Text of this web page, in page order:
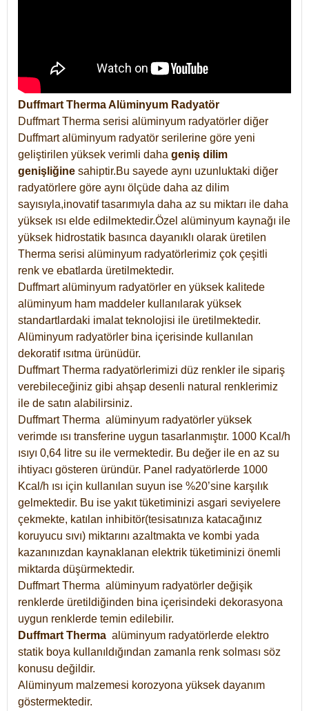
Duffmart Therma Alüminyum Radyatör
Duffmart Therma serisi alüminyum radyatörler diğer
Duffmart alüminyum radyatör serilerine göre yeni
geliştirilen yüksek verimli daha geniş dilim
genişliğine sahiptir.Bu sayede aynı uzunluktaki diğer
radyatörlere göre aynı ölçüde daha az dilim
sayısıyla,inovatif tasarımıyla daha az su miktarı ile daha
yüksek ısı elde edilmektedir.Özel alüminyum kaynağı ile
yüksek hidrostatik basınca dayanıklı olarak üretilen
Therma serisi alüminyum radyatörlerimiz çok çeşitli
renk ve ebatlarda üretilmektedir.
Duffmart alüminyum radyatörler en yüksek kalitede
alüminyum ham maddeler kullanılarak yüksek
standartlardaki imalat teknolojisi ile üretilmektedir.
Alüminyum radyatörler bina içerisinde kullanılan
dekoratif ısıtma ürünüdür.
Duffmart Therma radyatörlerimizi düz renkler ile sipariş
verebileceğiniz gibi ahşap desenli natural renklerimiz
ile de satın alabilirsiniz.
Duffmart Therma alüminyum radyatörler yüksek
verimde ısı transferine uygun tasarlanmıştır. 1000 Kcal/h
ısıyı 0,64 litre su ile vermektedir. Bu değer ile en az su
ihtiyacı gösteren üründür. Panel radyatörlerde 1000
Kcal/h ısı için kullanılan suyun ise %20’sine karşılık
gelmektedir. Bu ise yakıt tüketiminizi asgari seviyelere
çekmekte, katılan inhibitör(tesisatınıza katacağınız
koruyucu sıvı) miktarını azaltmakta ve kombi yada
kazanınızdan kaynaklanan elektrik tüketiminizi önemli
miktarda düşürmektedir.
Duffmart Therma alüminyum radyatörler değişik
renklerde üretildiğinden bina içerisindeki dekorasyona
uygun renklerde temin edilebilir.
Duffmart Therma alüminyum radyatörlerde elektro
statik boya kullanıldığından zamanla renk solması söz
konusu değildir.
Alüminyum malzemesi korozyona yüksek dayanım
göstermektedir.